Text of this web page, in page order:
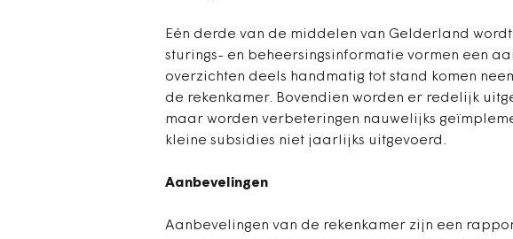
Eén derde van de middelen van Gelderland
sturings- en beheersingsinformatie vormen een
overzichten deels handmatig tot stand komen
de rekenkamer. Bovendien worden er redelijk
maar worden verbeteringen nauwelijks
kleine subsidies niet jaarlijks uitgevoerd.
Aanbevelingen
Aanbevelingen van de rekenkamer zijn een